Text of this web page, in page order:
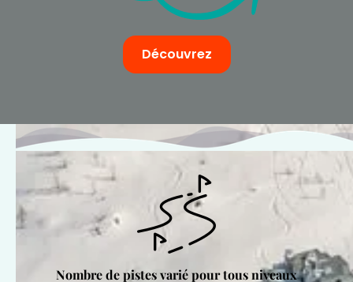
Découvrez
Nombre de pistes varié pour tous niveaux